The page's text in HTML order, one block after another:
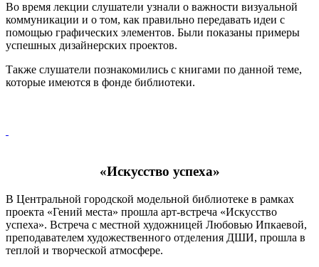
Во время лекции слушатели узнали о важности визуальной
коммуникации и о том, как правильно передавать идеи с
помощью графических элементов. Были показаны примеры
успешных дизайнерских проектов.
Также слушатели познакомились с книгами по данной теме,
которые имеются в фонде библиотеки.
«Искусство успеха»
В Центральной городской модельной библиотеке в рамках
проекта «Гений места» прошла арт-встреча «Искусство
успеха». Встреча с местной художницей Любовью Ипкаевой,
преподавателем художественного отделения ДШИ, прошла в
теплой и творческой атмосфере.